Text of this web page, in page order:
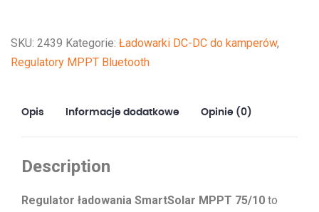
SKU: 2439 Kategorie: Ładowarki DC-DC do kamperów,
Regulatory MPPT Bluetooth
Opis Informacje dodatkowe Opinie (0)
Description
Regulator ładowania SmartSolar MPPT 75/10 to